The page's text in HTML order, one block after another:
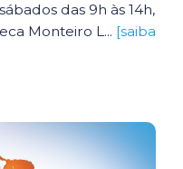
das 9h às 14h,
Monteiro L... [saiba